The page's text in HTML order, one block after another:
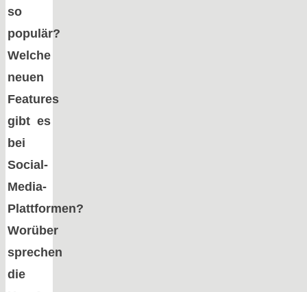
so
populär?
Welche
neuen
Features
gibt es
bei
Social-
Media-
Plattformen?
Worüber
sprechen
die